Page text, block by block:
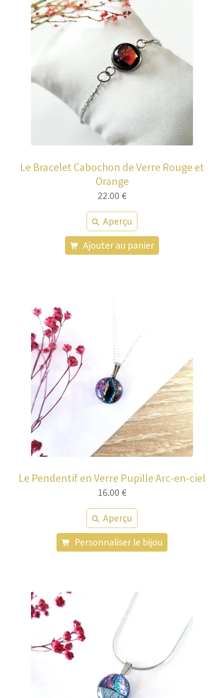
Le Bracelet Cabochon de Verre Rouge et
Orange
22.00 €
Aperçu
Ajouter au panier
Le Pendentif en Verre Pupille Arc-en-ciel
16.00 €
Aperçu
Personnaliser le bijou